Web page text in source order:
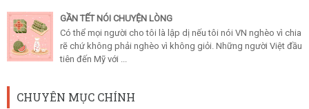
GẦN TẾT NÓI CHUYỆN LÒNG
Có thể mọi người cho tôi là lập dị nếu tôi nói VN nghèo vì chia
rẽ chứ không phải nghèo vì không giỏi. Những người Việt đầu
tiên đến Mỹ với ...
CHUYÊN MỤC CHÍNH